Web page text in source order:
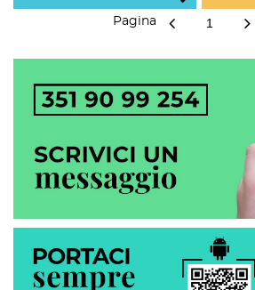
Pagina